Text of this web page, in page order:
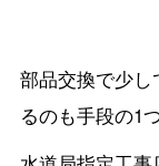
部品交換で少
るのも手段の1つ